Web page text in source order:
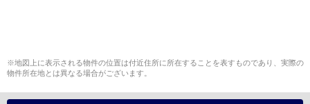
※地図上に表示される物件の位置は付近住所に所在することを表すものであり、実際の
物件所在地とは異なる場合がございます。